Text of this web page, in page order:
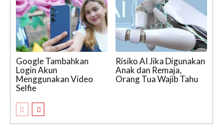
Google Tambahkan
Login Akun
Menggunakan Video
Selfie
Risiko AI Jika Digunakan
Anak dan Remaja,
Orang Tua Wajib Tahu